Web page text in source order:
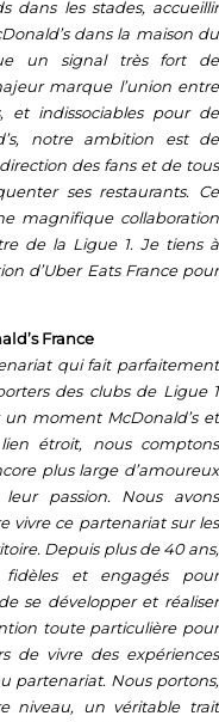
dans les stades, accueillir
dans la maison du
un signal très fort de
marque l’union entre
et indissociables pour de
notre ambition est de
des fans et de tous
ses restaurants. Ce
magnifique collaboration
de la Ligue 1. Je tiens à
d’Uber Eats France pour
France
qui fait parfaitement
des clubs de Ligue 1
moment McDonald’s et
étroit, nous comptons
plus large d’amoureux
passion. Nous avons
vivre ce partenariat sur les
Depuis plus de 40 ans,
fidèles et engagés pour
se développer et réaliser
toute particulière pour
de vivre des expériences
partenariat. Nous portons,
niveau, un véritable trait